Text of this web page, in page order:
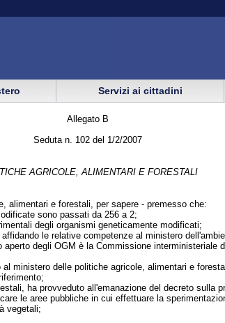
Servizi ai cittadini
Allegato B
Seduta n. 102 del 1/2/2007
AGRICOLE, ALIMENTARI E FORESTALI
alimentari e forestali, per sapere - premesso che:
sono passati da 256 a 2;
degli organismi geneticamente modificati;
le relative competenze al ministero
degli OGM è la Commissione
ministero delle politiche agricole, alimentari e
ha provveduto all'emanazione del decreto sulla
le aree pubbliche in cui effettuare la
vegetali;